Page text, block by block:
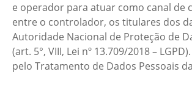
e operador para atuar como canal de
entre o controlador, os titulares dos
Autoridade Nacional de Proteção de
(art. 5°, VIII, Lei nº 13.709/2018 –
pelo Tratamento de Dados Pessoais